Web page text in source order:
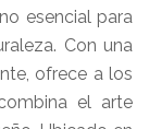
esencial para
Con una
ofrece a los
el arte